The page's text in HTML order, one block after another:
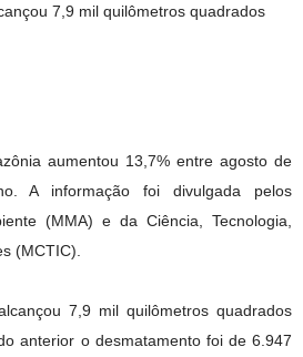
7,9 mil quilômetros quadrados
aumentou 13,7% entre agosto de
A informação foi divulgada pelos
(MMA) e da Ciência, Tecnologia,
(MCTIC).
7,9 mil quilômetros quadrados
anterior o desmatamento foi de 6.947